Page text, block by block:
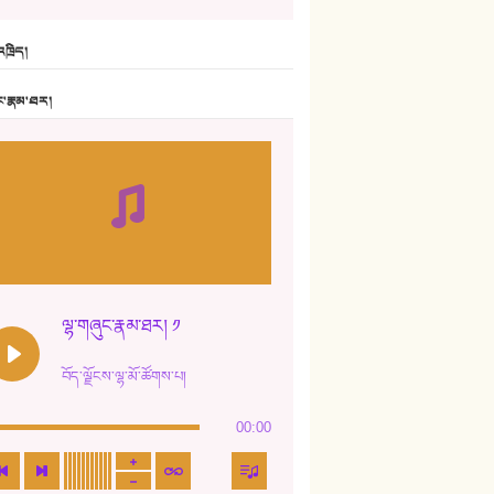
ཆོལ་གསུམ་བྲོ་གཞས། - སྒྲོན་གསལ།
13. ཆུང་འདྲིས། - ཟླ་སྒྲོན།
ཤམ་པ་ལ་ཡི་སྲས་མོ།
ལྷ་གཞུང་རྣམ་ཐར། ༡
བོད་ལྗོངས་ལྷ་མོ་ཚོགས་པ།
00:00